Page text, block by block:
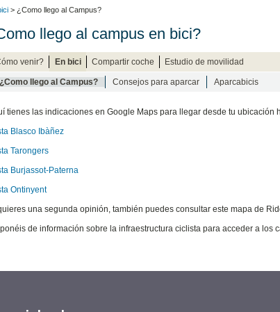
> ¿Como llego al Campus?
llego al campus en bici?
venir? En bici Compartir coche Estudio de movilidad
¿Como llego al Campus? Consejos para aparcar Aparcabicis
tienes las indicaciones en Google Maps para llegar desde tu ubicación
Blasco Ibàñez
Tarongers
Burjassot-Paterna
Ontinyent
una segunda opinión, también puedes consultar este mapa de
de información sobre la infraestructura ciclista para acceder a los